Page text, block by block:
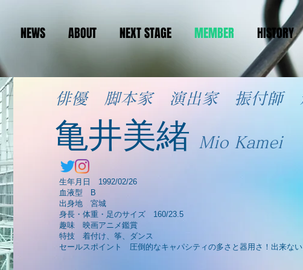
NEWS ABOUT NEXT STAGE MEMBER HISTORY
俳優 脚本家 演出家 振付師
​亀井美緒 ​Mio Kamei
生年月日 1992/02/26
血液型 B
出身地 宮城
身長・体重・足のサイズ 160/23.5
趣味 映画アニメ鑑賞
特技 着付け、筝、ダンス
セールスポイント 圧倒的なキャパシティの多さと器用さ！出来ない